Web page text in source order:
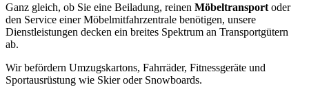
Ganz gleich, ob Sie eine Beiladung, reinen Möbeltransport oder
den Service einer Möbelmitfahrzentrale benötigen, unsere
Dienstleistungen decken ein breites Spektrum an Transportgütern
ab.
Wir befördern Umzugskartons, Fahrräder, Fitnessgeräte und
Sportausrüstung wie Skier oder Snowboards.